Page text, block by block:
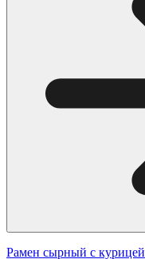
Рамен сырный с курицей